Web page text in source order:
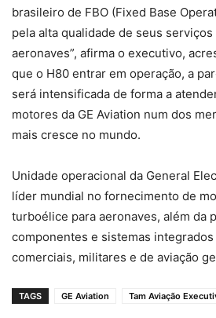
brasileiro de FBO (Fixed Base
pela alta qualidade de seus
aeronaves”, afirma o executivo,
que o H80 entrar em operação, a
será intensificada de forma a
motores da GE Aviation num dos
mais cresce no mundo.
Unidade operacional da General
líder mundial no fornecimento de
turboélice para aeronaves, além da
componentes e sistemas integrados
comerciais, militares e de aviação
TAGS GE Aviation Tam Aviação